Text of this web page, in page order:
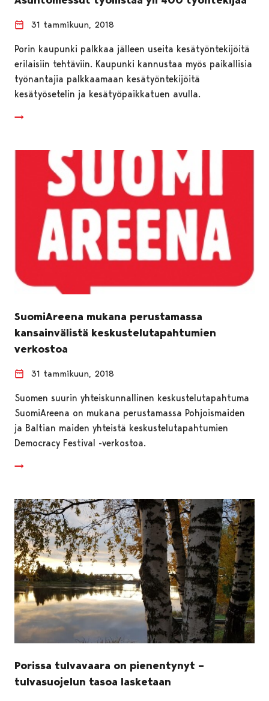
31 tammikuun, 2018
Porin kaupunki palkkaa jälleen useita kesätyöntekijöitä
erilaisiin tehtäviin. Kaupunki kannustaa myös paikallisia
työnantajia palkkaamaan kesätyöntekijöitä
kesätyösetelin ja kesätyöpaikkatuen avulla.
SuomiAreena mukana perustamassa
kansainvälistä keskustelutapahtumien
verkostoa
31 tammikuun, 2018
Suomen suurin yhteiskunnallinen keskustelutapahtuma
SuomiAreena on mukana perustamassa Pohjoismaiden
ja Baltian maiden yhteistä keskustelutapahtumien
Democracy Festival -verkostoa.
Porissa tulvavaara on pienentynyt –
tulvasuojelun tasoa lasketaan